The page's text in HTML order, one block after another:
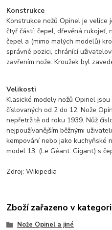
Konstrukce
Konstrukce nožů Opinel je velice
čtyř částí: čepel, dřevěná rukojeť,
čepel a (mimo malých modelů)
správné pozici, chránící
zavřením nože. Kroužek byl
Velikosti
Klasické modely nožů Opinel
číslovaných od 2 do 12. Nože
nepřetržitě od roku 1939. Nůž
nejpoužívanějším běžnými
kempování nebo jako kuchyňské
model 13, (Le Géant: Gigant) s
Zdroj: Wikipedia
Zboží zařazeno v
Nože Opinel a jiné